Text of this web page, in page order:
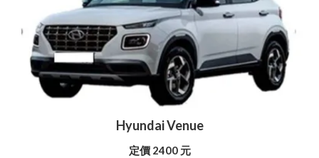
Hyundai Venue
定價 2400 元